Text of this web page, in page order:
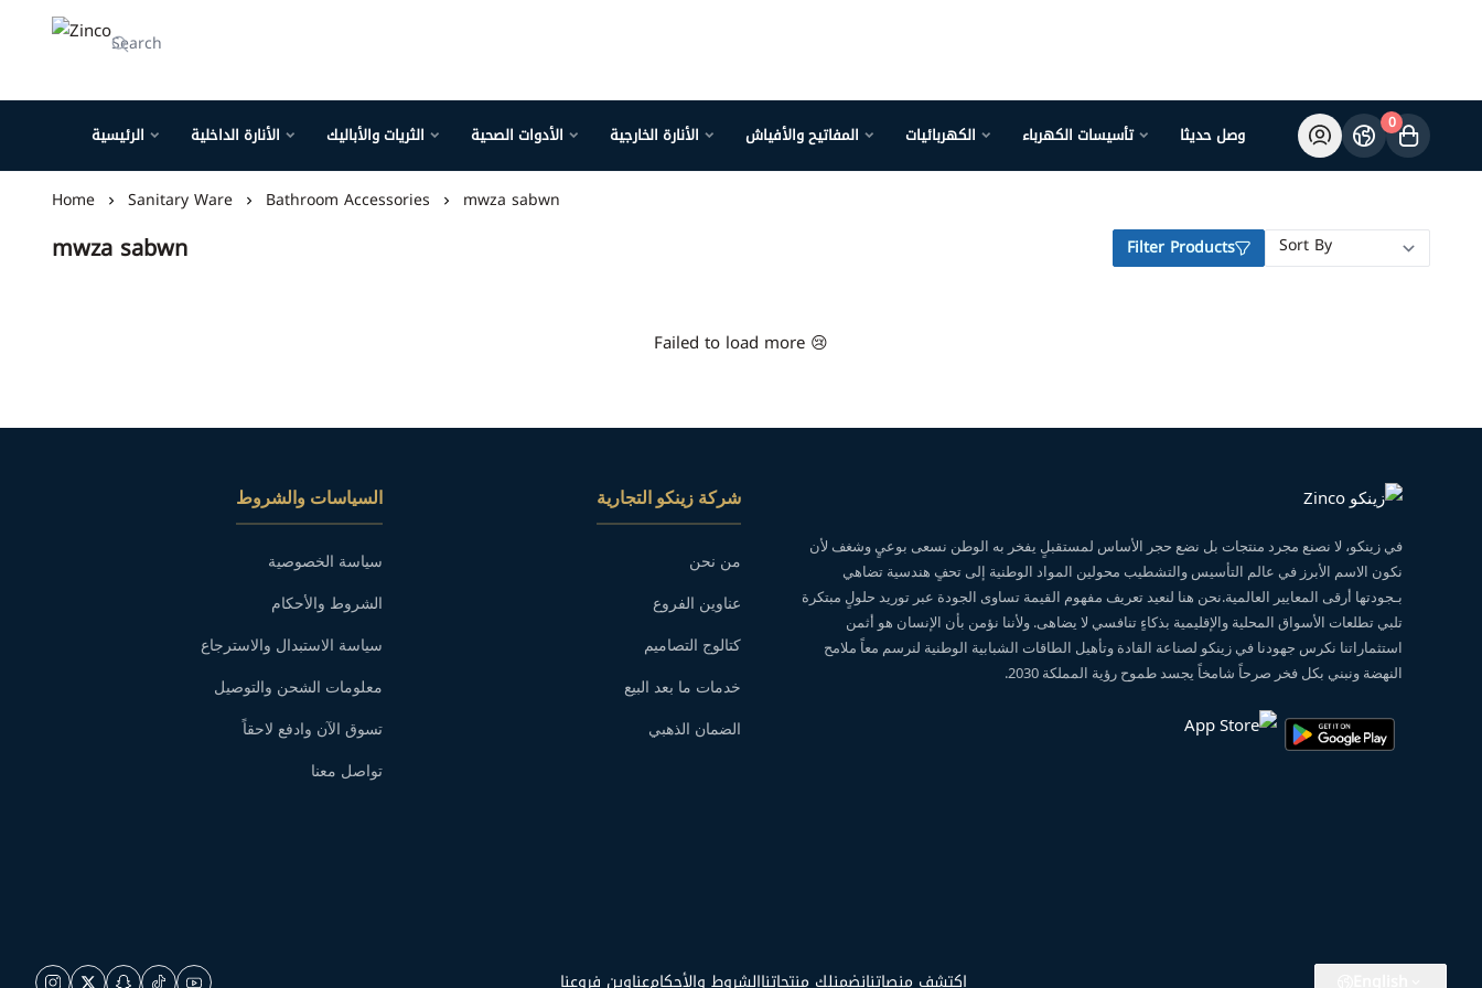
الرئيسية الأنارة الداخلية الثريات والأباليك الأدوات الصحية الأنارة الخارجية المفاتيح والأفياش الكهربائيات تأسيسات الكهرباء وصل حديثا 0
Home Sanitary Ware Bathroom Accessories mwza sabwn
mwza sabwn Filter Products
Failed to load more 😢
في زينكو، لا نصنع مجرد منتجات بل نضع حجر الأساس لمستقبلٍ يفخر به الوطن نسعى بوعيٍ وشغف لأن
نكون الاسم الأبرز في عالم التأسيس والتشطيب محولين المواد الوطنية إلى تحفٍ هندسية تضاهي
بـجودتها أرقى المعايير العالمية.نحن هنا لنعيد تعريف مفهوم القيمة تساوى الجودة عبر توريد حلولٍ مبتكرة
تلبي تطلعات الأسواق المحلية والإقليمية بذكاءٍ تنافسي لا يضاهى. ولأننا نؤمن بأن الإنسان هو أثمن
استثماراتنا نكرس جهودنا في زينكو لصناعة القادة وتأهيل الطاقات الشبابية الوطنية لنرسم معاً ملامح
النهضة ونبني بكل فخر صرحاً شامخاً يجسد طموح رؤية المملكة 2030.
شركة زينكو التجارية
من نحن
عناوين الفروع
كتالوج التصاميم
خدمات ما بعد البيع
الضمان الذهبي
السياسات والشروط
سياسة الخصوصية
الشروط والأحكام
سياسة الاستبدال والاسترجاع
معلومات الشحن والتوصيل
تسوق الآن وادفع لاحقاً
تواصل معنا
عناوين فروعناالشروط والأحكامنضمنلك منتجاتنااكتشف منصاتنا